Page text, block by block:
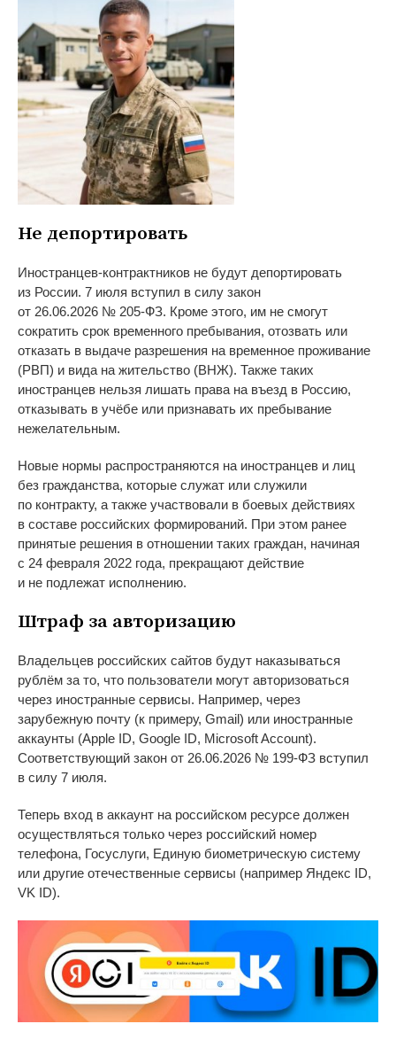
Не депортировать
Иностранцев-контрактников не будут депортировать
из России. 7 июля вступил в силу закон
от 26.06.2026 № 205-ФЗ. Кроме этого, им не смогут
сократить срок временного пребывания, отозвать или
отказать в выдаче разрешения на временное проживание
(РВП) и вида на жительство (ВНЖ). Также таких
иностранцев нельзя лишать права на въезд в Россию,
отказывать в учёбе или признавать их пребывание
нежелательным.
Новые нормы распространяются на иностранцев и лиц
без гражданства, которые служат или служили
по контракту, а также участвовали в боевых действиях
в составе российских формирований. При этом ранее
принятые решения в отношении таких граждан, начиная
с 24 февраля 2022 года, прекращают действие
и не подлежат исполнению.
Штраф за авторизацию
Владельцев российских сайтов будут наказываться
рублём за то, что пользователи могут авторизоваться
через иностранные сервисы. Например, через
зарубежную почту (к примеру, Gmail) или иностранные
аккаунты (Apple ID, Google ID, Microsoft Account).
Соответствующий закон от 26.06.2026 № 199-ФЗ вступил
в силу 7 июля.
Теперь вход в аккаунт на российском ресурсе должен
осуществляться только через российский номер
телефона, Госуслуги, Единую биометрическую систему
или другие отечественные сервисы (например Яндекс ID,
VK ID).